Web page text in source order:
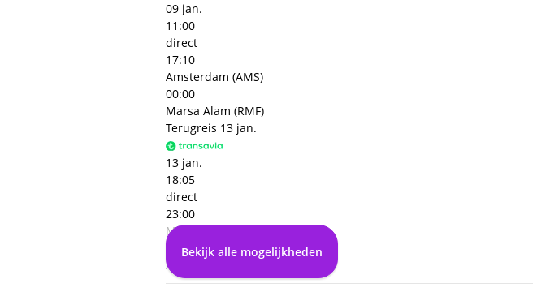
09 jan.
11:00
direct
17:10
Amsterdam (AMS)
00:00
Marsa Alam (RMF)
Terugreis 13 jan.
13 jan.
18:05
direct
23:00
Marsa Alam (RMF)
00:00
Amsterdam (AMS)
Bekijk alle mogelijkheden